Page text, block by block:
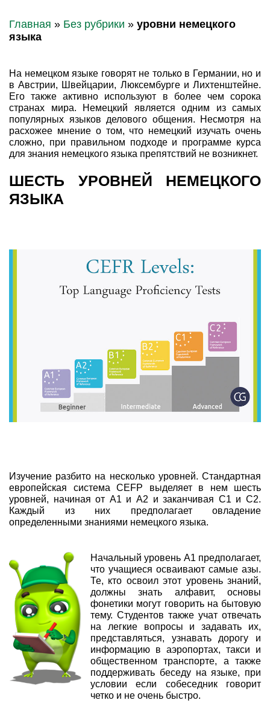
Главная » Без рубрики » уровни немецкого
языка
На немецком языке говорят не только в Германии, но и
в Австрии, Швейцарии, Люксембурге и Лихтенштейне.
Его также активно используют в более чем сорока
странах мира. Немецкий является одним из самых
популярных языков делового общения. Несмотря на
расхожее мнение о том, что немецкий изучать очень
сложно, при правильном подходе и программе курса
для знания немецкого языка препятствий не возникнет.
ШЕСТЬ УРОВНЕЙ НЕМЕЦКОГО
ЯЗЫКА
Изучение разбито на несколько уровней. Стандартная
европейская система CEFP выделяет в нем шесть
уровней, начиная от A1 и А2 и заканчивая С1 и С2.
Каждый из них предполагает овладение
определенными знаниями немецкого языка.
Начальный уровень А1 предполагает,
что учащиеся осваивают самые азы.
Те, кто освоил этот уровень знаний,
должны знать алфавит, основы
фонетики могут говорить на бытовую
тему. Студентов также учат отвечать
на легкие вопросы и задавать их,
представляться, узнавать дорогу и
информацию в аэропортах, такси и
общественном транспорте, а также
поддерживать беседу на языке, при
условии если собеседник говорит
четко и не очень быстро.